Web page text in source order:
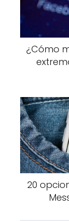
¿Cómo
20